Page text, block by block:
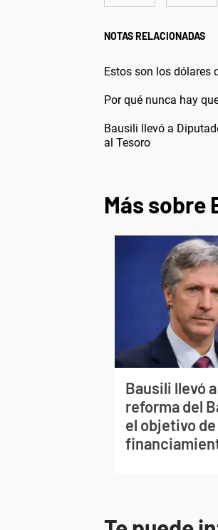
NOTAS RELACIONADAS
Estos son los dólares
Por qué nunca hay
Bausili llevó a
al Tesoro
Más sobre
Bausili llevó
reforma del
el objetivo